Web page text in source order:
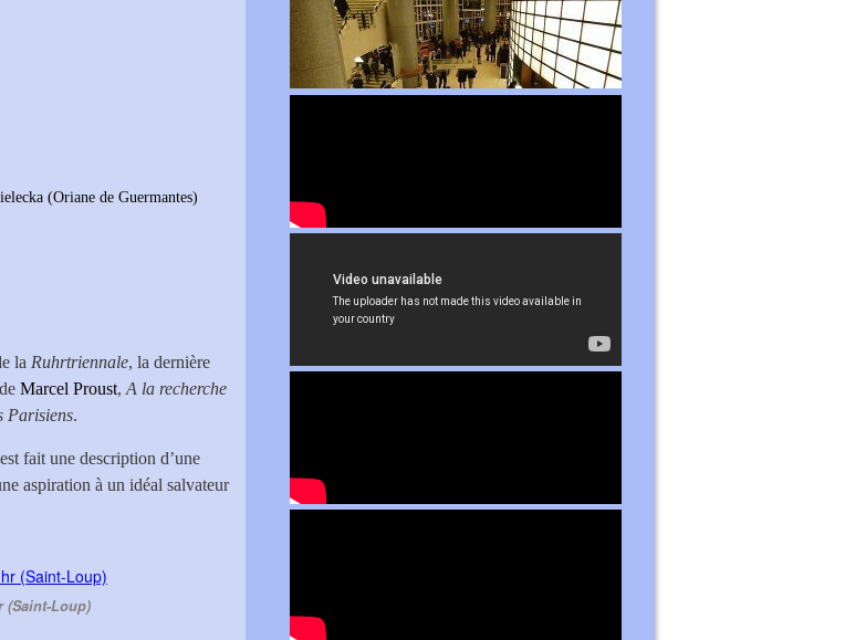
(Oriane de Guermantes)
la Ruhrtriennale, la dernière
Marcel Proust, A la recherche
Parisiens.
fait une description d’une
aspiration à un idéal salvateur
(Saint-Loup)